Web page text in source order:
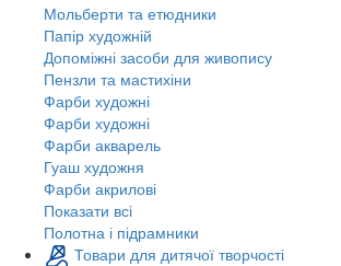
Мольберти та етюдники
Папір художній
Допоміжні засоби для живопису
Пензли та мастихіни
Фарби художні
Фарби художні
Фарби акварель
Гуаш художня
Фарби акрилові
Показати всі
Полотна і підрамники
Товари для дитячої творчості